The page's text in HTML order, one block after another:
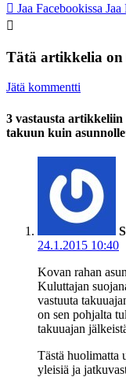
Jaa Facebookissa Jaa
Tätä artikkelia on
Jätä kommentti
3 vastausta artikkeliin
takuun kuin
24.1.2015 10:40
Kovan rahan
Kuluttajan
vastuuta
on sen pohjalta
takuuajan
Tästä huolimatta
yleisiä ja